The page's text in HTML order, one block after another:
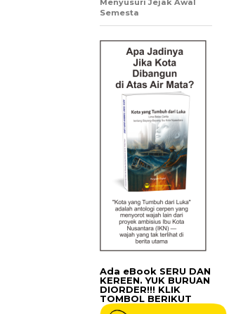
Menyusuri Jejak Awal
Semesta
Ada eBook SERU DAN
KEREEN. YUK BURUAN
DIORDER!!! KLIK
TOMBOL BERIKUT